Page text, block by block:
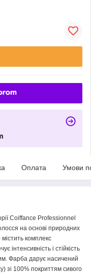
Оплата Умови
Coiffance Professionnel
на основі природних
комплекс
інтенсивність і стійкість
Фарба дарує насичений
зі 100% покриттям сивого